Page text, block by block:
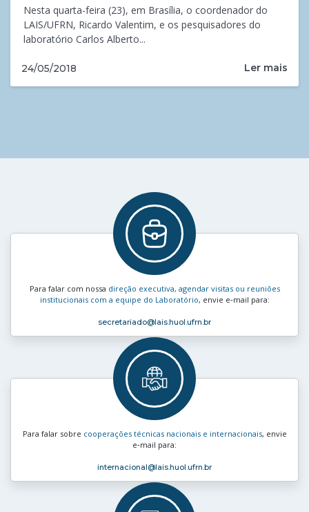
Nesta quarta-feira (23), em Brasília, o coordenador do
LAIS/UFRN, Ricardo Valentim, e os pesquisadores do
laboratório Carlos Alberto...
24/05/2018 Ler mais
Para falar com nossa direção executiva, agendar visitas ou reuniões
institucionais com a equipe do Laboratório, envie e‑mail para:
secretariado@lais.huol.ufrn.br
Para falar sobre cooperações técnicas nacionais e internacionais, envie
e‑mail para:
internacional@lais.huol.ufrn.br